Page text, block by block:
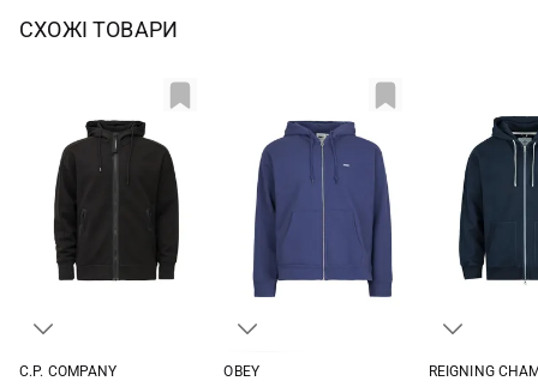
СХОЖІ ТОВАРИ
C.P. COMPANY
OBEY
REIGNING